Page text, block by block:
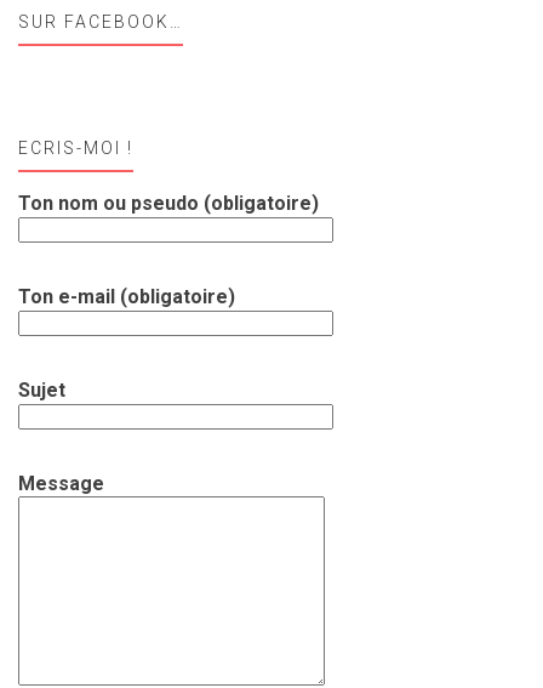
SUR FACEBOOK…
ECRIS-MOI !
Ton nom ou pseudo (obligatoire)
Ton e-mail (obligatoire)
Sujet
Message